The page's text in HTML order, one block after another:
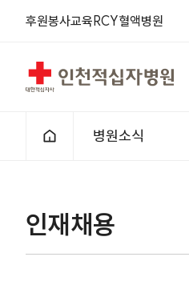
후원봉사교육 RCY혈액병원
인천적십자병원
홈으로
병원소식
인재채용